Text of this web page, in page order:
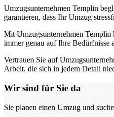
Umzugsunternehmen Templin
garantieren, dass Ihr Umzug
Mit Umzugsunternehmen Templin
immer genau auf Ihre Bedürfnisse
Vertrauen Sie auf
Arbeit, die sich in jedem Detail
Wir sind für Sie da
Sie planen einen Umzug und